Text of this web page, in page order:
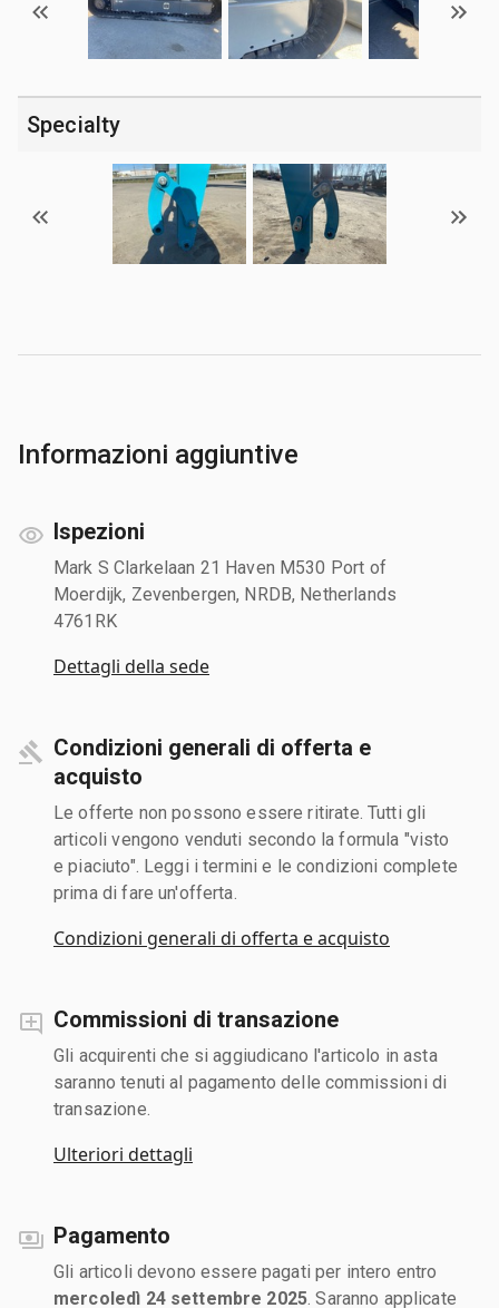
Specialty
Informazioni aggiuntive
Ispezioni
Mark S Clarkelaan 21 Haven M530 Port of
Moerdijk, Zevenbergen, NRDB, Netherlands
4761RK
Dettagli della sede
Condizioni generali di offerta e
acquisto
Le offerte non possono essere ritirate. Tutti gli
articoli vengono venduti secondo la formula "visto
e piaciuto". Leggi i termini e le condizioni complete
prima di fare un'offerta.
Condizioni generali di offerta e acquisto
Commissioni di transazione
Gli acquirenti che si aggiudicano l'articolo in asta
saranno tenuti al pagamento delle commissioni di
transazione.
Ulteriori dettagli
Pagamento
Gli articoli devono essere pagati per intero entro
mercoledì 24 settembre 2025 . Saranno applicate